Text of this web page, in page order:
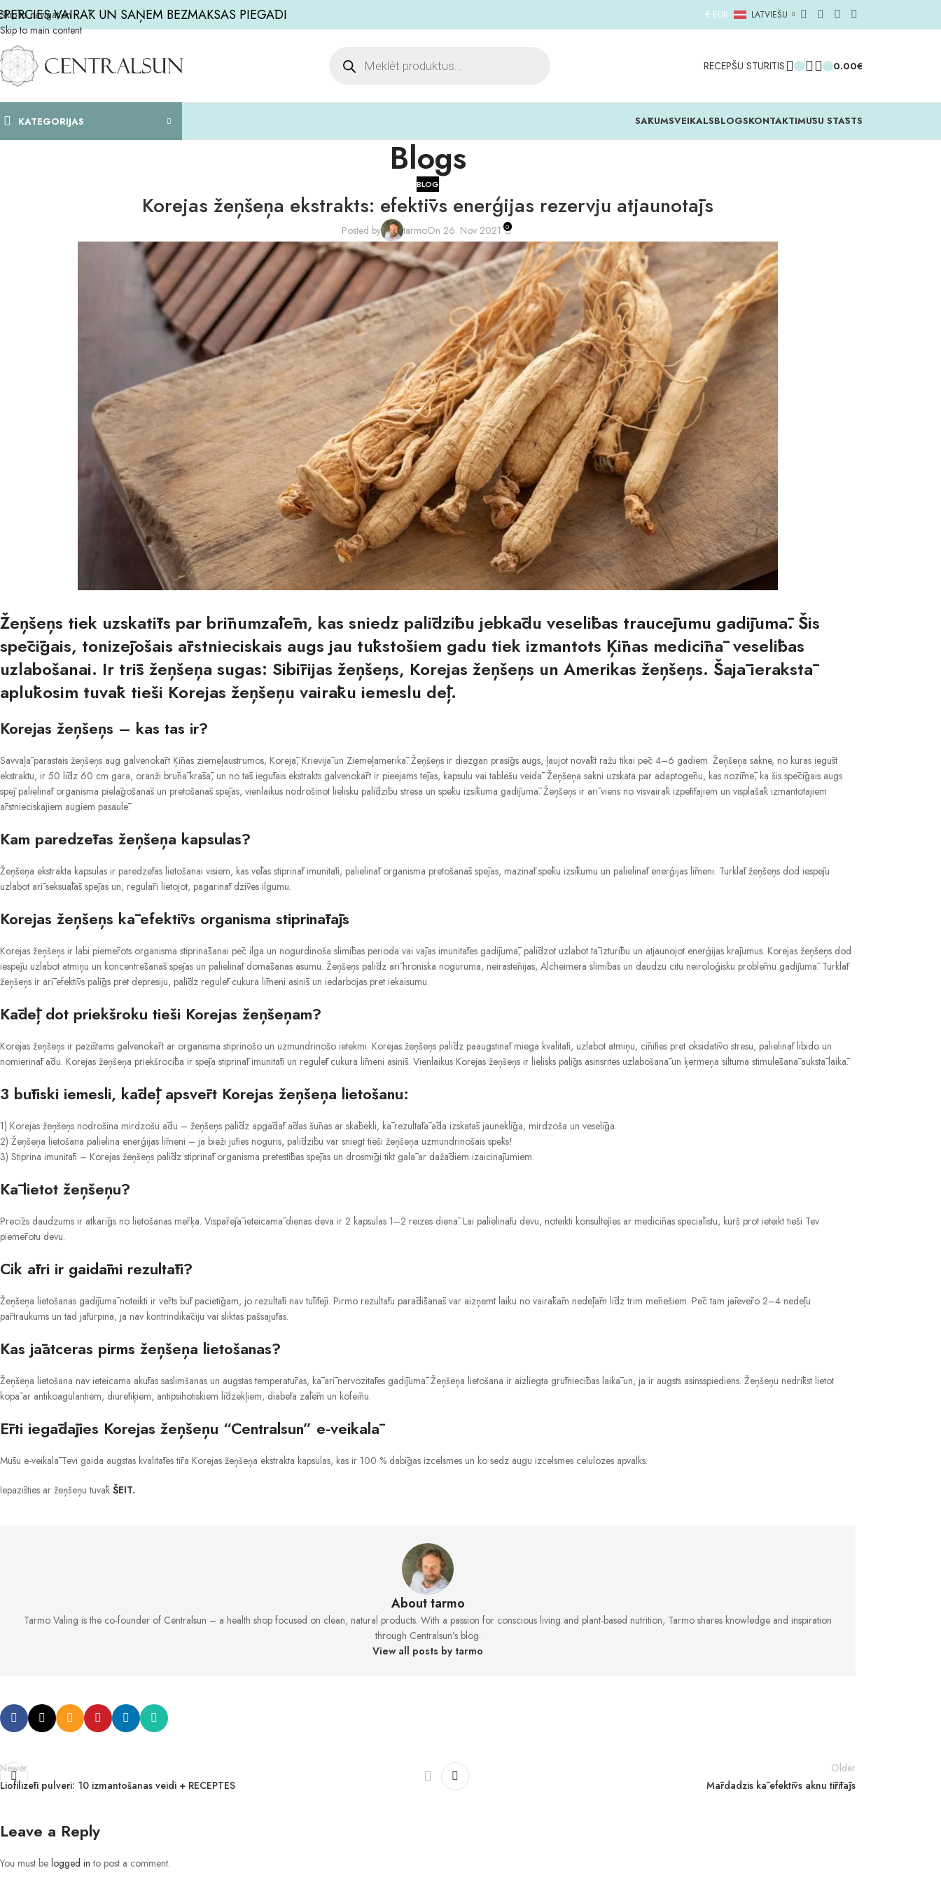
Skip to navigation
Skip to main content
VAIRĀK UN SAŅEM BEZMAKSAS PIEGĀDI € EUR LATVIEŠU
RECEPŠU STŪRĪTIS 0.00€
KATEGORIJAS SĀKUMSVEIKALSBLOGSKONTAKTIMŪSU STĀSTS
Blogs
BLOG
Korejas žeņšeņa ekstrakts: efektīvs enerģijas rezervju atjaunotājs
Posted by tarmoOn 26. Nov 2021 0
Žeņšeņs tiek uzskatīts par brīnumzālēm, kas sniedz palīdzību jebkādu veselības traucējumu gadījumā. Šis
spēcīgais, tonizējošais ārstnieciskais augs jau tūkstošiem gadu tiek izmantots Ķīnas medicīnā veselības
uzlabošanai. Ir trīs žeņšeņa sugas: Sibīrijas žeņšeņs, Korejas žeņšeņs un Amerikas žeņšeņs. Šajā ierakstā
aplūkosim tuvāk tieši Korejas žeņšeņu vairāku iemeslu dēļ.
Korejas žeņšeņs – kas tas ir?
Savvaļā parastais žeņšeņs aug galvenokārt Ķīnas ziemeļaustrumos, Korejā, Krievijā un Ziemeļamerikā. Žeņšeņs ir diezgan prasīgs augs, ļaujot novākt ražu tikai pēc 4–6 gadiem. Žeņšeņa sakne, no kuras iegūst
ekstraktu, ir 50 līdz 60 cm gara, oranži brūnā krāsā, un no tās iegūtais ekstrakts galvenokārt ir pieejams tējas, kapsulu vai tablešu veidā. Žeņšeņa sakni uzskata par adaptogēnu, kas nozīmē, ka šis spēcīgais augs
spēj palielināt organisma pielāgošanās un pretošanās spējas, vienlaikus nodrošinot lielisku palīdzību stresa un spēku izsīkuma gadījumā. Žeņšeņs ir arī viens no visvairāk izpētītajiem un visplašāk izmantotajiem
ārstnieciskajiem augiem pasaulē.
Kam paredzētas žeņšeņa kapsulas?
Žeņšeņa ekstrakta kapsulas ir paredzētas lietošanai visiem, kas vēlas stiprināt imunitāti, palielināt organisma pretošanās spējas, mazināt spēku izsīkumu un palielināt enerģijas līmeni. Turklāt žeņšeņs dod iespēju
uzlabot arī seksuālās spējas un, regulāri lietojot, pagarināt dzīves ilgumu.
Korejas žeņšeņs kā efektīvs organisma stiprinātājs
Korejas žeņšeņs ir labi piemērots organisma stiprināšanai pēc ilga un nogurdinoša slimības perioda vai vājas imunitātes gadījumā, palīdzot uzlabot tā izturību un atjaunojot enerģijas krājumus. Korejas žeņšeņs dod
iespēju uzlabot atmiņu un koncentrēšanās spējas un palielināt domāšanas asumu. Žeņšeņs palīdz arī hroniska noguruma, neirastēnijas, Alcheimera slimības un daudzu citu neiroloģisku problēmu gadījumā. Turklāt
žeņšeņs ir arī efektīvs palīgs pret depresiju, palīdz regulēt cukura līmeni asinīs un iedarbojas pret iekaisumu.
Kādēļ dot priekšroku tieši Korejas žeņšeņam?
Korejas žeņšeņs ir pazīstams galvenokārt ar organisma stiprinošo un uzmundrinošo ietekmi. Korejas žeņšeņs palīdz paaugstināt miega kvalitāti, uzlabot atmiņu, cīnīties pret oksidatīvo stresu, palielināt libido un
nomierināt ādu. Korejas žeņšeņa priekšrocība ir spēja stiprināt imunitāti un regulēt cukura līmeni asinīs. Vienlaikus Korejas žeņšeņs ir lielisks palīgs asinsrites uzlabošanā un ķermeņa siltuma stimulēšanā aukstā laikā.
3 būtiski iemesli, kādēļ apsvērt Korejas žeņšeņa lietošanu:
1) Korejas žeņšeņs nodrošina mirdzošu ādu – žeņšeņs palīdz apgādāt ādas šūnas ar skābekli, kā rezultātā āda izskatās jauneklīga, mirdzoša un veselīga.
2) Žeņšeņa lietošana palielina enerģijas līmeni – ja bieži jūties noguris, palīdzību var sniegt tieši žeņšeņa uzmundrinošais spēks!
3) Stiprina imunitāti – Korejas žeņšeņs palīdz stiprināt organisma pretestības spējas un drosmīgi tikt galā ar dažādiem izaicinājumiem.
Kā lietot žeņšeņu?
Precīzs daudzums ir atkarīgs no lietošanas mērķa. Vispārējā ieteicamā dienas deva ir 2 kapsulas 1–2 reizes dienā. Lai palielinātu devu, noteikti konsultējies ar medicīnas speciālistu, kurš prot ieteikt tieši Tev
piemērotu devu.
Cik ātri ir gaidāmi rezultāti?
Žeņšeņa lietošanas gadījumā noteikti ir vērts būt pacietīgam, jo rezultāti nav tūlītēji. Pirmo rezultātu parādīšanās var aizņemt laiku no vairākām nedēļām līdz trim mēnešiem. Pēc tam jāievēro 2–4 nedēļu
pārtraukums un tad jāturpina, ja nav kontrindikāciju vai sliktas pašsajūtas.
Kas jāatceras pirms žeņšeņa lietošanas?
Žeņšeņa lietošana nav ieteicama akūtas saslimšanas un augstas temperatūras, kā arī nervozitātes gadījumā. Žeņšeņa lietošana ir aizliegta grūtniecības laikā un, ja ir augsts asinsspiediens. Žeņšeņu nedrīkst lietot
kopā ar antikoagulantiem, diurētiķiem, antipsihotiskiem līdzekļiem, diabēta zālēm un kofeīnu.
Ērti iegādājies Korejas žeņšeņu “Centralsun” e-veikalā
Mūsu e-veikalā Tevi gaida augstas kvalitātes tīra Korejas žeņšeņa ekstrakta kapsulas, kas ir 100 % dabīgas izcelsmes un ko sedz augu izcelsmes celulozes apvalks.
Iepazīsties ar žeņšeņu tuvāk ŠEIT.
About tarmo
Tarmo Valing is the co-founder of Centralsun – a health shop focused on clean, natural products. With a passion for conscious living and plant-based nutrition, Tarmo shares knowledge and inspiration
through Centralsun’s blog.
View all posts by tarmo
Newer
Liofilizēti pulveri: 10 izmantošanas veidi + RECEPTES
Older
Mārdadzis kā efektīvs aknu tīrītājs
Leave a Reply
You must be logged in to post a comment.